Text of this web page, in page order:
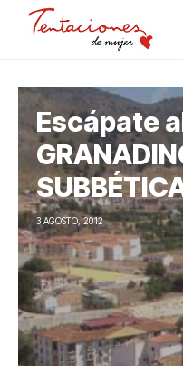
Escápate
3 AGOSTO, 2012